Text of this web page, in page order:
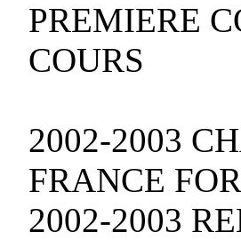
PREMIERE
COURS
2002-2003
FRANCE
2002-2003